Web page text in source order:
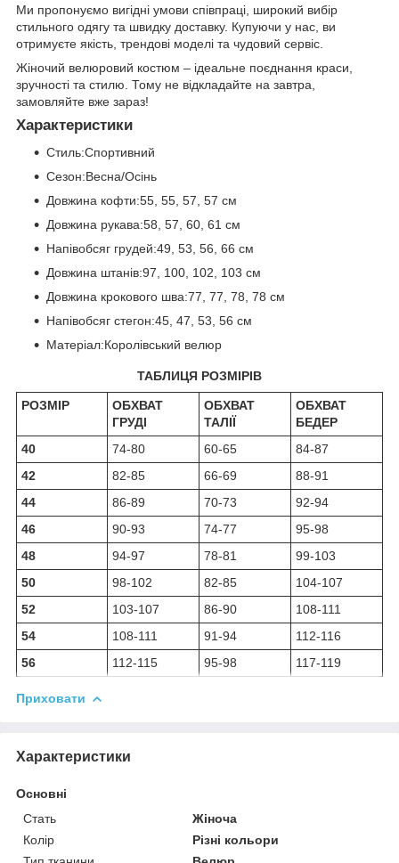
Ми пропонуємо вигідні умови співпраці, широкий вибір
стильного одягу та швидку доставку. Купуючи у нас, ви
отримуєте якість, трендові моделі та чудовий сервіс.
Жіночий велюровий костюм – ідеальне поєднання краси,
зручності та стилю. Тому не відкладайте на завтра,
замовляйте вже зараз!
Характеристики
Стиль:Спортивний
Сезон:Весна/Осінь
Довжина кофти:55, 55, 57, 57 см
Довжина рукава:58, 57, 60, 61 см
Напівобсяг грудей:49, 53, 56, 66 см
Довжина штанів:97, 100, 102, 103 см
Довжина крокового шва:77, 77, 78, 78 см
Напівобсяг стегон:45, 47, 53, 56 см
Матеріал:Королівський велюр
ТАБЛИЦЯ РОЗМІРІВ
РОЗМІР
ОБХВАТ
ГРУДІ
ОБХВАТ
ТАЛІЇ
ОБХВАТ
БЕДЕР
40
74-80 60-65
84-87
42
82-85 66-69
88-91
44
86-89 70-73
92-94
46
90-93 74-77
95-98
48
94-97 78-81
99-103
50
98-102 82-85
104-107
52
103-107 86-90
108-111
54
108-111 91-94
112-116
56
112-115 95-98 117-119
Приховати
Характеристики
Основні
Стать
Жіноча
Колір
Різні кольори